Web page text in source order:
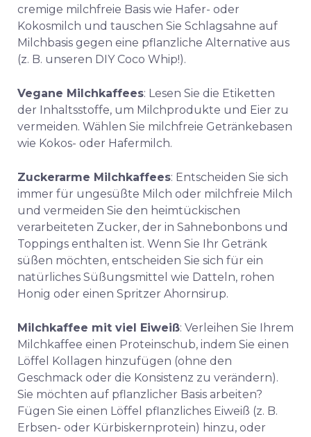
cremige milchfreie Basis wie Hafer- oder
Kokosmilch und tauschen Sie Schlagsahne auf
Milchbasis gegen eine pflanzliche Alternative aus
(z. B. unseren DIY Coco Whip!).
Vegane Milchkaffees: Lesen Sie die Etiketten
der Inhaltsstoffe, um Milchprodukte und Eier zu
vermeiden. Wählen Sie milchfreie Getränkebasen
wie Kokos- oder Hafermilch.
Zuckerarme Milchkaffees: Entscheiden Sie sich
immer für ungesüßte Milch oder milchfreie Milch
und vermeiden Sie den heimtückischen
verarbeiteten Zucker, der in Sahnebonbons und
Toppings enthalten ist. Wenn Sie Ihr Getränk
süßen möchten, entscheiden Sie sich für ein
natürliches Süßungsmittel wie Datteln, rohen
Honig oder einen Spritzer Ahornsirup.
Milchkaffee mit viel Eiweiß: Verleihen Sie Ihrem
Milchkaffee einen Proteinschub, indem Sie einen
Löffel Kollagen hinzufügen (ohne den
Geschmack oder die Konsistenz zu verändern).
Sie möchten auf pflanzlicher Basis arbeiten?
Fügen Sie einen Löffel pflanzliches Eiweiß (z. B.
Erbsen- oder Kürbiskernprotein) hinzu, oder